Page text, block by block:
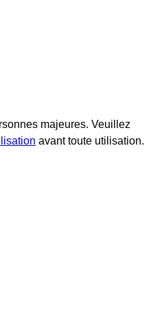
majeures. Veuillez
avant toute utilisation.